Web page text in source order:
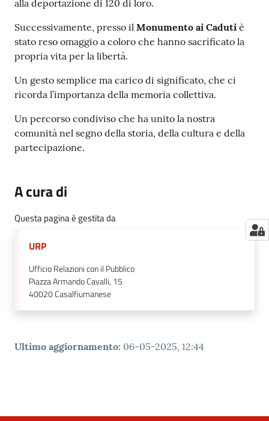
alla deportazione di 120 di loro.
Successivamente, presso il Monumento ai Caduti è
stato reso omaggio a coloro che hanno sacrificato la
propria vita per la libertà.
Un gesto semplice ma carico di significato, che ci
ricorda l’importanza della memoria collettiva.
Un percorso condiviso che ha unito la nostra
comunità nel segno della storia, della cultura e della
partecipazione.
A cura di
Questa pagina è gestita da
URP
Ufficio Relazioni con il Pubblico
Piazza Armando Cavalli, 15
40020Casalfiumanese
Ultimo aggiornamento: 06-05-2025, 12:44